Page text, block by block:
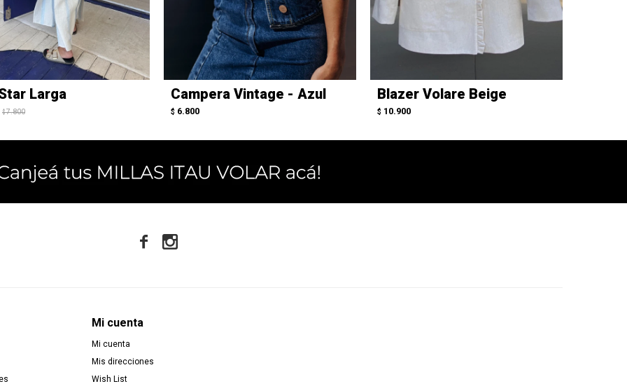
Larga
$ 7.800
Campera Vintage - Azul
$ 6.800
Blazer Volare Beige
$ 10.900
Mi cuenta
Mi cuenta
Mis direcciones
Wish List
 